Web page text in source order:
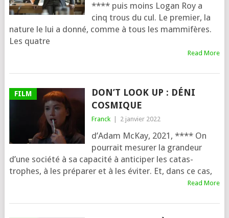
**** puis moins Logan Roy a
cinq trous du cul. Le pre­mier, la
nature le lui a don­né, comme à tous les mam­mi­fères.
Les quatre
Read More
FILM
DON’T LOOK UP : DÉNI
COSMIQUE
Franck 2 janvier 2022
d’Adam McKay, 2021, **** On
pour­rait mesu­rer la gran­deur
d’une socié­té à sa capa­ci­té à anti­ci­per les catas­
trophes, à les pré­pa­rer et à les éviter. Et, dans ce cas,
Read More